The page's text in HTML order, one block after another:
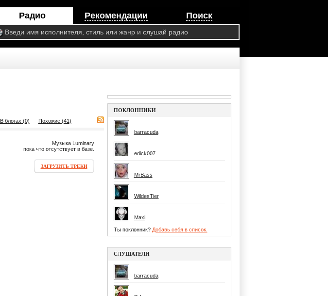
Радио Рекомендации Поиск
В блогах (0) Похожие (41)
Музыка Luminary
пока что отсутствует в базе.
ЗАГРУЗИТЬ ТРЕКИ
ПОКЛОННИКИ
barracuda
edick007
MrBass
WildesTier
Maxi
Ты поклонник? Добавь себя в список.
СЛУШАТЕЛИ
barracuda